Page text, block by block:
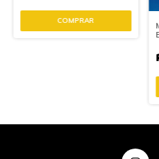
COMPRAR